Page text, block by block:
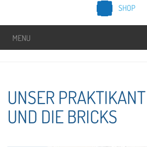
SHOP
MENU
UNSER
UND DIE BRICKS